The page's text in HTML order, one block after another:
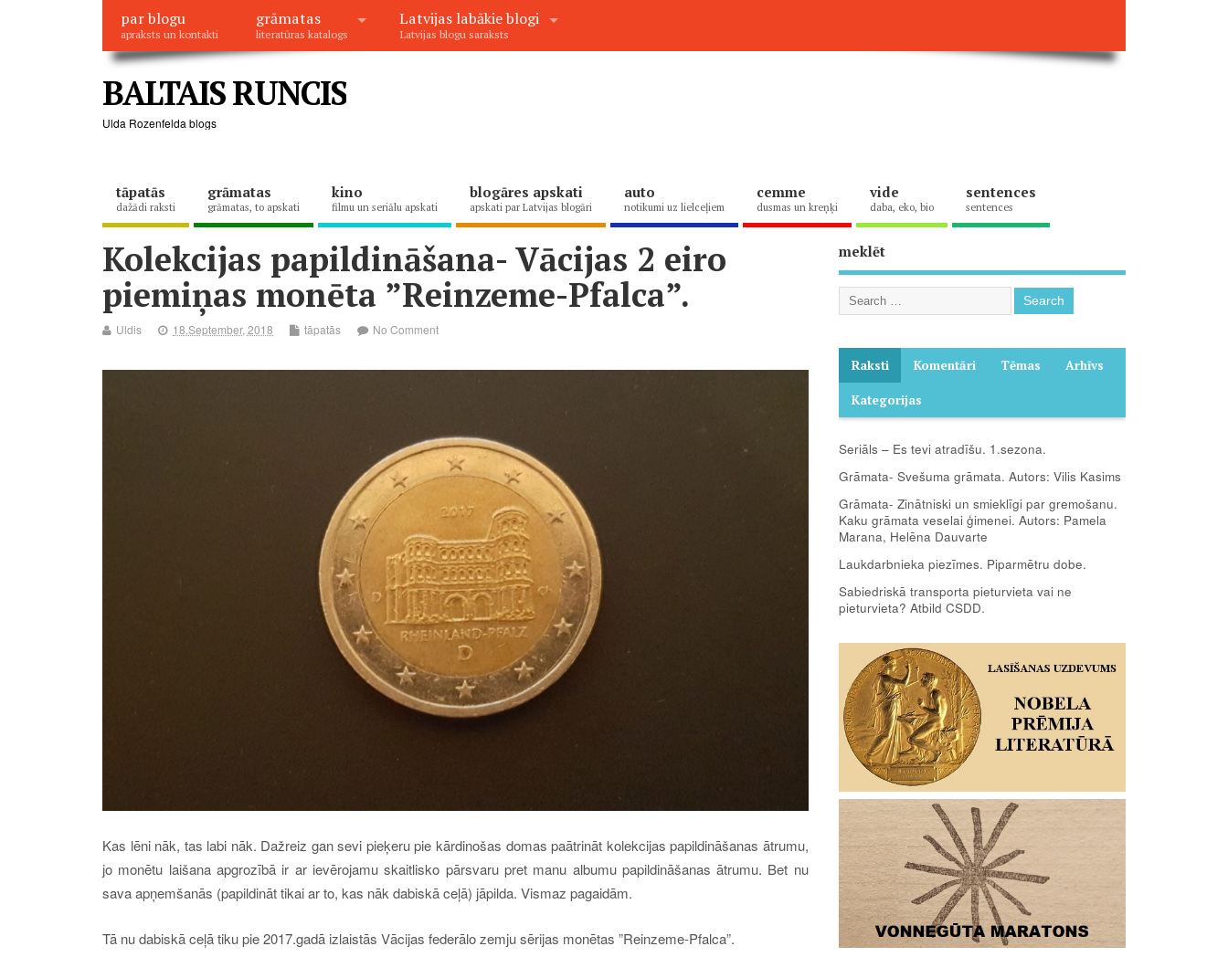
par blogu
apraksts un kontakti
grāmatas
literatūras katalogs
Latvijas labākie blogi
Latvijas blogu saraksts
BALTAIS RUNCIS
Ulda Rozenfelda blogs
tāpatās
dažādi raksti
grāmatas
grāmatas, to apskati
kino
filmu un seriālu apskati
blogāres apskati
apskati par Latvijas blogāri
auto
notikumi uz lielceļiem
cemme
dusmas un kreņķi
vide
daba, eko, bio
sentences
sentences
Kolekcijas papildināšana- Vācijas 2 eiro
piemiņas monēta ”Reinzeme-Pfalca”.
Uldis 18.September, 2018 tāpatās No Comment
Kas lēni nāk, tas labi nāk. Dažreiz gan sevi pieķeru pie kārdinošas domas paātrināt kolekcijas papildināšanas ātrumu,
jo monētu laišana apgrozībā ir ar ievērojamu skaitlisko pārsvaru pret manu albumu papildināšanas ātrumu. Bet nu
sava apņemšanās (papildināt tikai ar to, kas nāk dabiskā ceļā) jāpilda. Vismaz pagaidām.
Tā nu dabiskā ceļā tiku pie 2017.gadā izlaistās Vācijas federālo zemju sērijas monētas ”Reinzeme-Pfalca”.
meklēt
Raksti Komentāri Tēmas Arhīvs
Kategorijas
Seriāls – Es tevi atradīšu. 1.sezona.
Grāmata- Svešuma grāmata. Autors: Vilis Kasims
Grāmata- Zinātniski un smieklīgi par gremošanu.
Kaku grāmata veselai ģimenei. Autors: Pamela
Marana, Helēna Dauvarte
Laukdarbnieka piezīmes. Piparmētru dobe.
Sabiedriskā transporta pieturvieta vai ne
pieturvieta? Atbild CSDD.